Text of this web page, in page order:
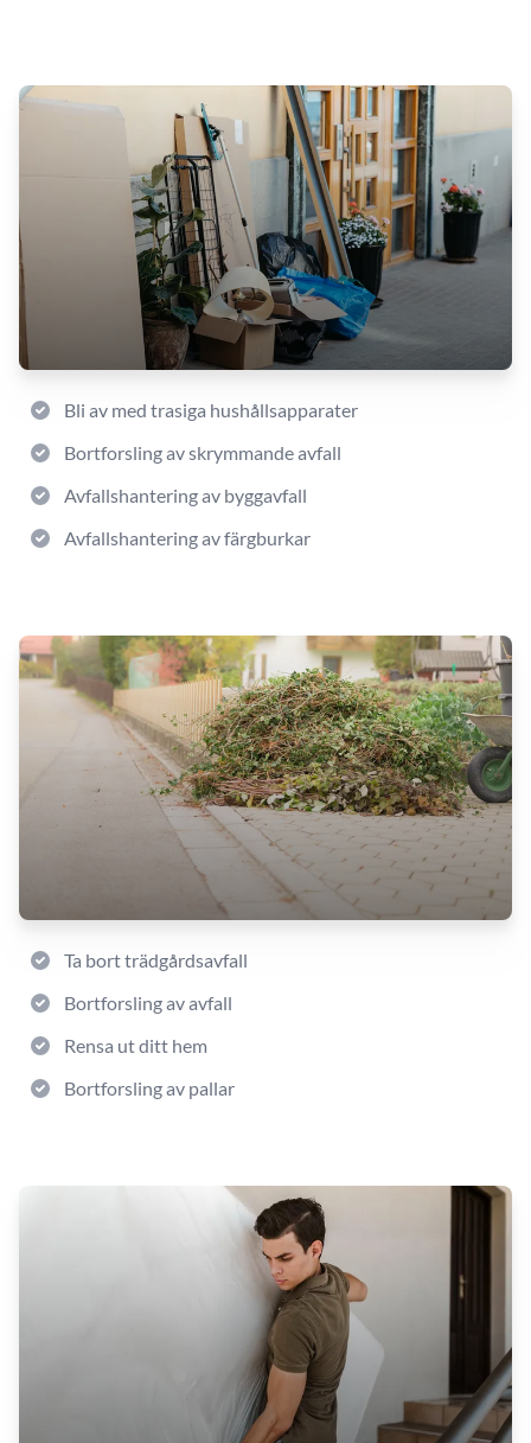
Bli av med trasiga hushållsapparater
Bortforsling av skrymmande avfall
Avfallshantering av byggavfall
Avfallshantering av färgburkar
Ta bort trädgårdsavfall
Bortforsling av avfall
Rensa ut ditt hem
Bortforsling av pallar